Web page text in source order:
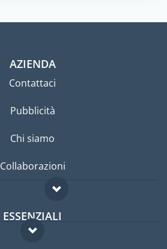
AZIENDA
Contattaci
Pubblicità
Chi siamo
Collaborazioni
ESSENZIALI
Forum per expat